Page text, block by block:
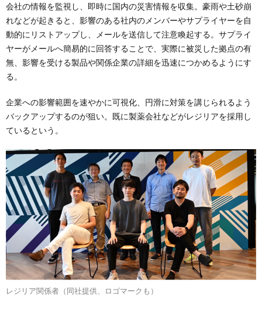
会社の情報を監視し、即時に国内の災害情報を収集。豪雨や土砂崩
れなどが起きると、影響のある社内のメンバーやサプライヤーを自
動的にリストアップし、メールを送信して注意喚起する。サプライ
ヤーがメールへ簡易的に回答することで、実際に被災した拠点の有
無、影響を受ける製品や関係企業の詳細を迅速につかめるようにす
る。
企業への影響範囲を速やかに可視化、円滑に対策を講じられるよう
バックアップするのが狙い。既に製薬会社などがレジリアを採用し
ているという。
レジリア関係者（同社提供、ロゴマークも）